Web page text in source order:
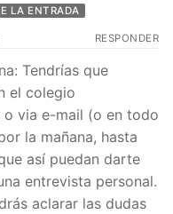
LA ENTRADA
RESPONDER
Tendrías que
el colegio
via e-mail (o en todo
la mañana, hasta
así puedan darte
entrevista personal.
aclarar las dudas